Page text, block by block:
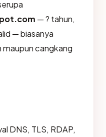
— ? tahun,
— biasanya
maupun cangkang
DNS, TLS, RDAP,